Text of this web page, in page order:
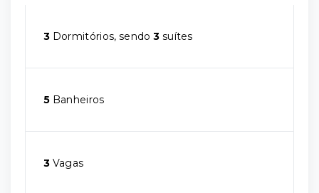
3 Dormitórios, sendo3 suítes
5 Banheiros
3 Vagas